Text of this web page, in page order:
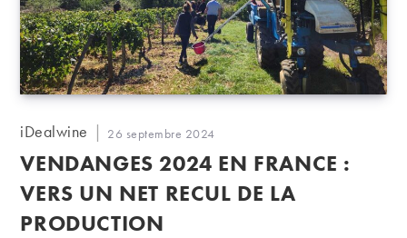
Auteur/autrice
la
publication :
iDealwine
Publication
publiée :
26 septembre 2024
VENDANGES 2024 EN FRANCE :
VERS UN NET RECUL DE LA
PRODUCTION